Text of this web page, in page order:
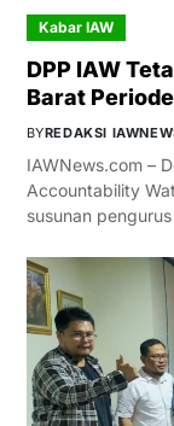
Kabar IAW
DPP IAW
Barat
BYREDAKSI
IAWNews.com –
Accountability
susunan